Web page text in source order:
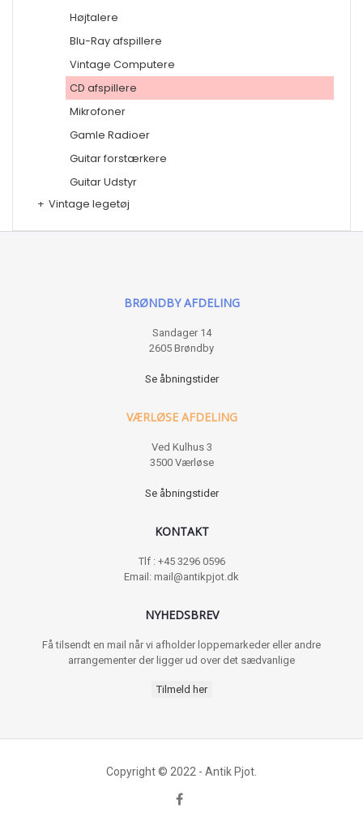
Højtalere
Blu-Ray afspillere
Vintage Computere
CD afspillere
Mikrofoner
Gamle Radioer
Guitar forstærkere
Guitar Udstyr
+ Vintage legetøj
BRØNDBY AFDELING
Sandager 14
2605 Brøndby
Se åbningstider
VÆRLØSE AFDELING
Ved Kulhus 3
3500 Værløse
Se åbningstider
KONTAKT
Tlf : +45 3296 0596
Email: mail@antikpjot.dk
NYHEDSBREV
Få tilsendt en mail når vi afholder loppemarkeder eller andre
arrangementer der ligger ud over det sædvanlige
Tilmeld her
Copyright © 2022 - Antik Pjot.